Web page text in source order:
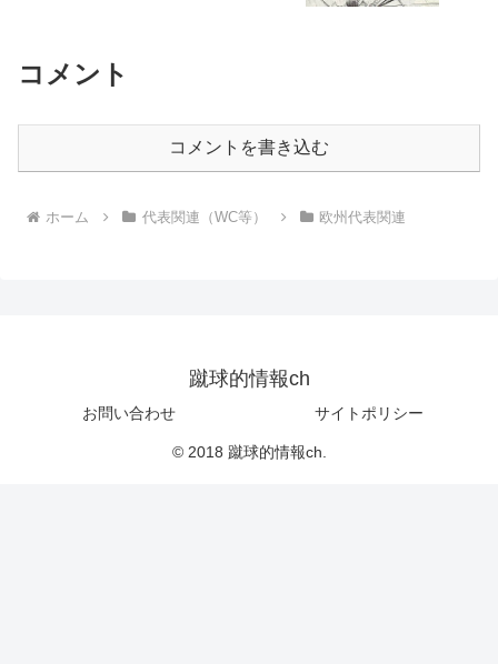
コメント
コメントを書き込む
ホーム 代表関連（WC等） 欧州代表関連
蹴球的情報ch
お問い合わせ サイトポリシー
© 2018 蹴球的情報ch.